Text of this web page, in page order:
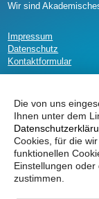
Die von uns
Ihnen unter dem
Cookies, für die
funktionellen
Einstellungen
zustimmen.
Wir sind
Impressum
Datenschutz
Kontaktformular
Kreiskrankenhaus
Kreiskrankenhaus